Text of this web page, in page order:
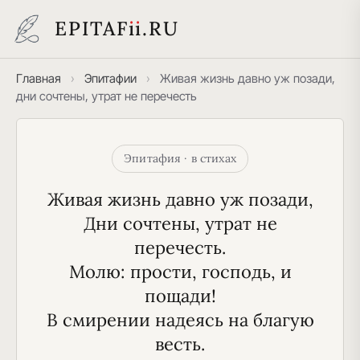
EPITAFii.RU
Главная › Эпитафии ›
Живая жизнь давно уж позади,
дни сочтены, утрат не перечесть
Эпитафия · в стихах
Живая жизнь давно уж позади,
перечесть.
пощади!
весть.